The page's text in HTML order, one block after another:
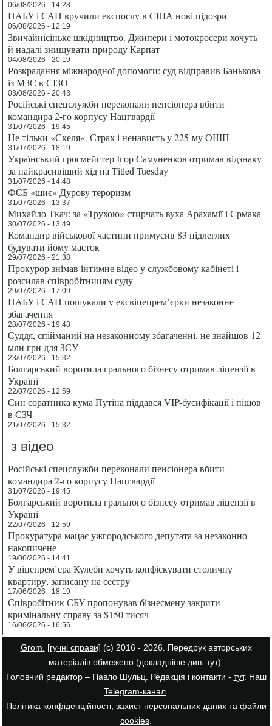
06/08/2026 - 14:28
НАБУ і САП вручили експослу в США нові підозри
06/08/2026 - 12:19
Звичайнісіньке шкідництво. Джипери і мотокросери хочуть
й надалі знищувати природу Карпат
04/08/2026 - 20:19
Розкрадання міжнародної допомоги: суд відправив Банькова
із МЗС в СІЗО
03/08/2026 - 20:43
Російські спецслужби переконали пенсіонера вбити
командира 2-го корпусу Нацгвардії
31/07/2026 - 19:45
Не тільки «Скеля». Страх і ненависть у 225-му ОШП
31/07/2026 - 18:19
Український гросмейстер Ігор Самуненков отримав відзнаку
за найкрасивіший хід на Titled Tuesday
31/07/2026 - 14:48
ФСБ «шиє» Дурову тероризм
31/07/2026 - 13:37
Михайло Ткач: за «Трухою» стирчать вуха Арахамії і Єрмака
30/07/2026 - 13:49
Командир військової частини примусив 83 підлеглих
будувати йому маєток
29/07/2026 - 21:38
Прокурор знімав інтимне відео у службовому кабінеті і
розсилав співробітницям суду
29/07/2026 - 17:09
НАБУ і САП пошукали у ексвіцепрем’єрки незаконне
збагачення
28/07/2026 - 19:48
Суддя, спійманий на незаконному збагаченні, не знайшов 12
млн грн для ЗСУ
23/07/2026 - 15:32
Болгарський воротила грального бізнесу отримав ліцензії в
Україні
22/07/2026 - 12:59
Син соратника кума Путіна піддався VIP-бусифікації і пішов
в СЗЧ
21/07/2026 - 15:32
з відео
Російські спецслужби переконали пенсіонера вбити
командира 2-го корпусу Нацгвардії
31/07/2026 - 19:45
Болгарський воротила грального бізнесу отримав ліцензії в
Україні
22/07/2026 - 12:59
Прокуратура мацає ужгородського депутата за незаконно
накопичене
19/06/2026 - 14:41
У віцепрем’єра Кулеби хочуть конфіскувати столичну
квартиру, записану на сестру
17/06/2026 - 18:19
Співробітник СБУ пропонував бізнесмену закрити
кримінальну справу за $150 тисяч
16/06/2026 - 16:56
Grom. [гучні справи] (с) 2016 - 2026. Передрук авторських
матеріалів обмежено (докладніше див. тут).
Головний редактор – Павло Шульц. Редакція і контакти - тут. Наш
Telegram-канал.
Політика конфіденційності, захист персональних даних та файли
cookies.